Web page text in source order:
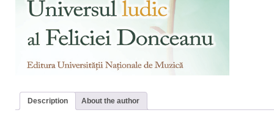
Description About the author